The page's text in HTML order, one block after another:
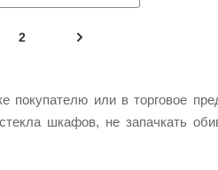
2
или в торговое
шкафов, не запачкать